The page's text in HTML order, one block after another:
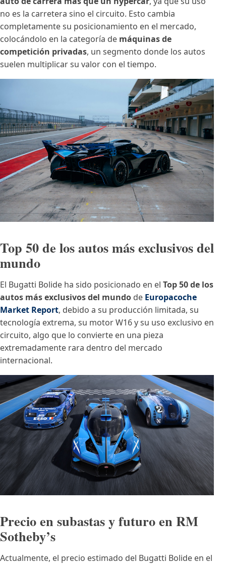
no es la carretera sino el circuito. Esto cambia
completamente su posicionamiento en el mercado,
colocándolo en la categoría de máquinas de
competición privadas, un segmento donde los autos
suelen multiplicar su valor con el tiempo.
Top 50 de los autos más exclusivos del
mundo
El Bugatti Bolide ha sido posicionado en el Top 50 de los
autos más exclusivos del mundo de Europacoche
Market Report, debido a su producción limitada, su
tecnología extrema, su motor W16 y su uso exclusivo en
circuito, algo que lo convierte en una pieza
extremadamente rara dentro del mercado
internacional.
Precio en subastas y futuro en RM
Sotheby’s
Actualmente, el precio estimado del Bugatti Bolide en el